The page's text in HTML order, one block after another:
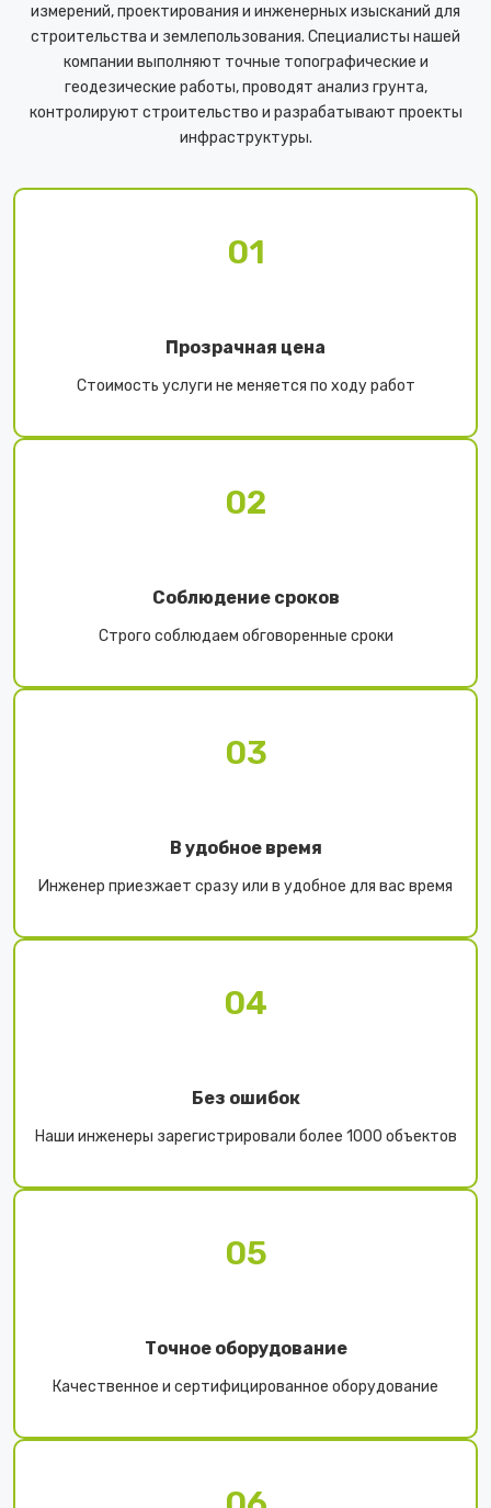
измерений, проектирования и инженерных изысканий для
строительства и землепользования. Специалисты нашей
компании выполняют точные топографические и
геодезические работы, проводят анализ грунта,
контролируют строительство и разрабатывают проекты
инфраструктуры.
01
Прозрачная цена
Стоимость услуги не меняется по ходу работ
02
Соблюдение сроков
Строго соблюдаем обговоренные сроки
03
В удобное время
Инженер приезжает сразу или в удобное для вас время
04
Без ошибок
Наши инженеры зарегистрировали более 1000 объектов
05
Точное оборудование
Качественное и сертифицированное оборудование